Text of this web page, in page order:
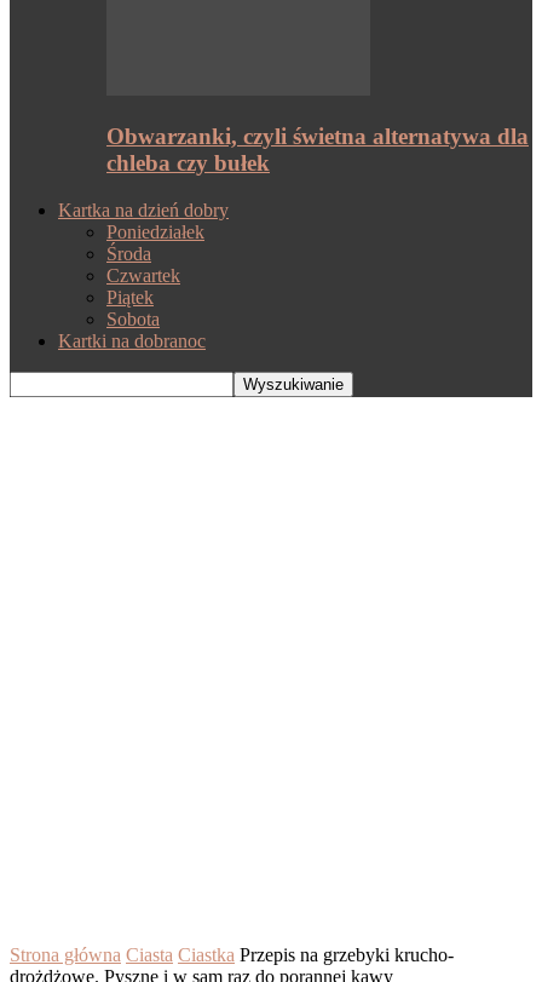
Obwarzanki, czyli świetna alternatywa dla
chleba czy bułek
Kartka na dzień dobry
Poniedziałek
Środa
Czwartek
Piątek
Sobota
Kartki na dobranoc
Strona główna Ciasta Ciastka Przepis na grzebyki krucho-
drożdżowe. Pyszne i w sam raz do porannej kawy